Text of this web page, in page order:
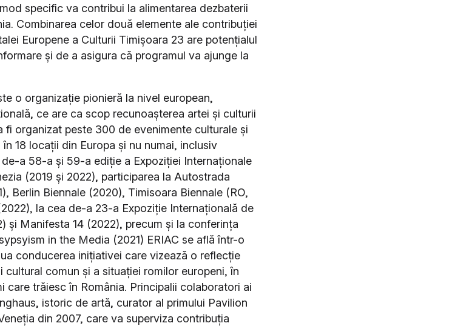
specific va contribui la alimentarea dezbaterii
Combinarea celor două elemente ale contribuției
Europene a Culturii Timișoara 23 are potențialul
și de a asigura că programul va ajunge la
o organizație pionieră la nivel european,
ce are ca scop recunoașterea artei și culturii
fi organizat peste 300 de evenimente culturale și
18 locații din Europa și nu numai, inclusiv
de-a 58-a și 59-a ediție a Expoziției Internaționale
(2019 și 2022), participarea la Autostrada
Berlin Biennale (2020), Timisoara Biennale (RO,
la cea de-a 23-a Expoziție Internațională de
și Manifesta 14 (2022), precum și la conferința
in the Media (2021) ERIAC se află într-o
conducerea inițiativei care vizează o reflecție
cultural comun și a situației romilor europeni, în
care trăiesc în România. Principalii colaboratori ai
istoric de artă, curator al primului Pavilion
din 2007, care va superviza contribuția